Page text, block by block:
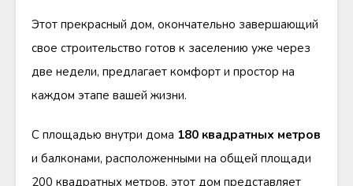
Этот прекрасный дом, окончательно завершающий
свое строительство готов к заселению уже через
две недели, предлагает комфорт и простор на
каждом этапе вашей жизни.
С площадью внутри дома 180 квадратных метров
и балконами, расположенными на общей площади
200 квадратных метров, этот дом представляет